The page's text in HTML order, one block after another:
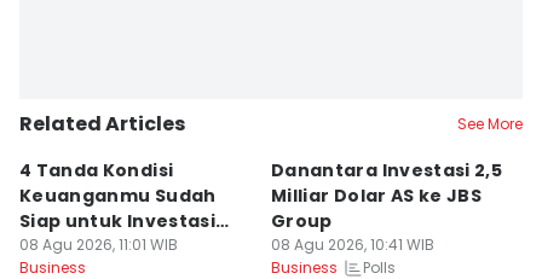
Related Articles See More
4 Tanda Kondisi
Keuanganmu Sudah
Siap untuk Investasi
Emas
08 Agu 2026, 11:01 WIB
Business
Danantara Investasi 2,5
Milliar Dolar AS ke JBS
Group
08 Agu 2026, 10:41 WIB
Business
Polls